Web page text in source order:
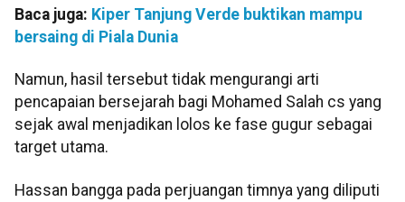
Baca juga: Kiper Tanjung Verde buktikan mampu
bersaing di Piala Dunia
Namun, hasil tersebut tidak mengurangi arti
pencapaian bersejarah bagi Mohamed Salah cs yang
sejak awal menjadikan lolos ke fase gugur sebagai
target utama.
Hassan bangga pada perjuangan timnya yang diliputi